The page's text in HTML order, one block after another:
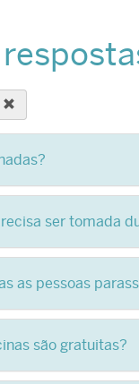
ser tomada
as pessoas
são gratuitas?